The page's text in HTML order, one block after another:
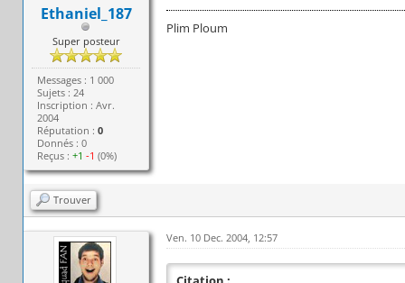
Ethaniel_187
Super posteur
Messages : 1 000
Sujets : 24
Inscription : Avr.
2004
Réputation :0
Donnés : 0
Reçus :+1 -1 (0%)
Plim Ploum
Trouver
Ven. 10 Dec. 2004, 12:57